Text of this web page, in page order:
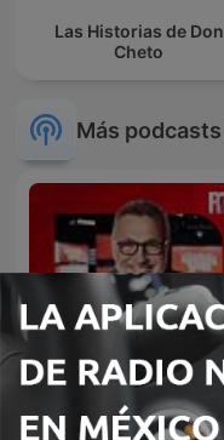
Las Historias de Don
Cheto
Más